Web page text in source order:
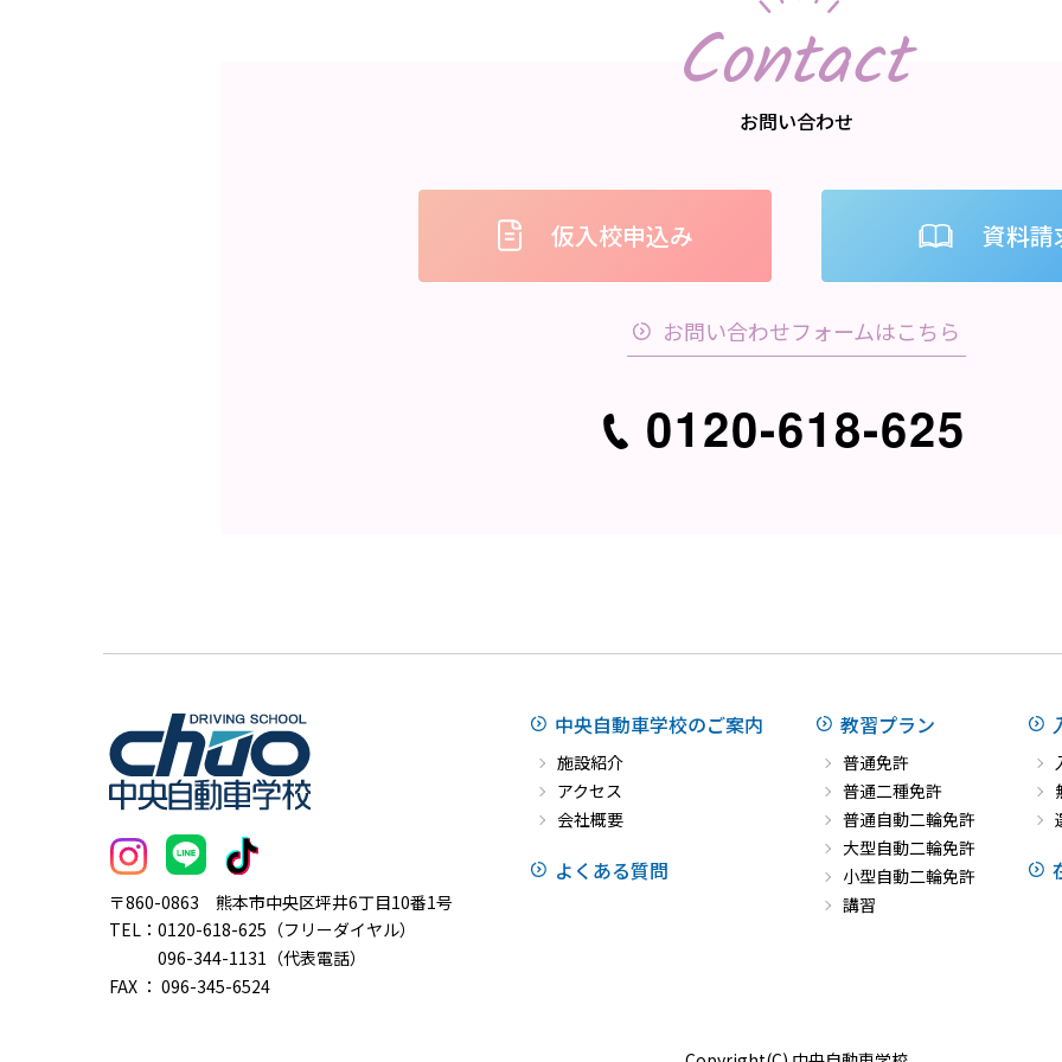
お問い合わせ
Contact
仮入校申込み 資料請
お問い合わせフォームはこちら
0120-618-625
〒860-0863 熊本市中央区坪井6丁目10番1号
TEL： 0120-618-625（フリーダイヤル）
096-344-1131（代表電話）
FAX ： 096-345-6524
中央自動車学校のご案内
施設紹介
アクセス
会社概要
よくある質問
教習プラン
普通免許
普通二種免許
普通自動二輪免許
大型自動二輪免許
小型自動二輪免許
講習